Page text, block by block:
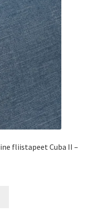
fliistapeet Cuba II –